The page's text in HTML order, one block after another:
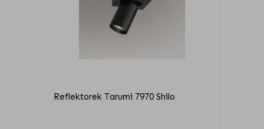
Reflektorek Tarumi 7970 Shilo